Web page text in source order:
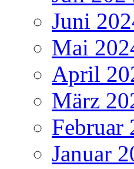
Juni
Mai
April
März
Februar
Januar